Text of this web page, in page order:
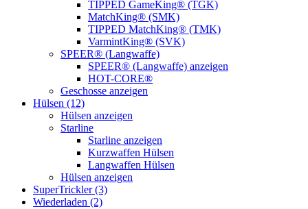
TIPPED GameKing® (TGK)
MatchKing® (SMK)
TIPPED MatchKing® (TMK)
VarmintKing® (SVK)
SPEER® (Langwaffe)
SPEER® (Langwaffe) anzeigen
HOT-CORE®
Geschosse anzeigen
Hülsen (12)
Hülsen anzeigen
Starline
Starline anzeigen
Kurzwaffen Hülsen
Langwaffen Hülsen
Hülsen anzeigen
SuperTrickler (3)
Wiederladen (2)